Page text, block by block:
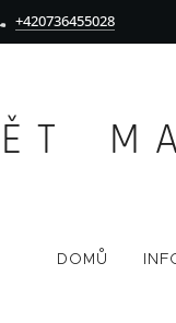
+420736455028
Ě T M
DOMŮ